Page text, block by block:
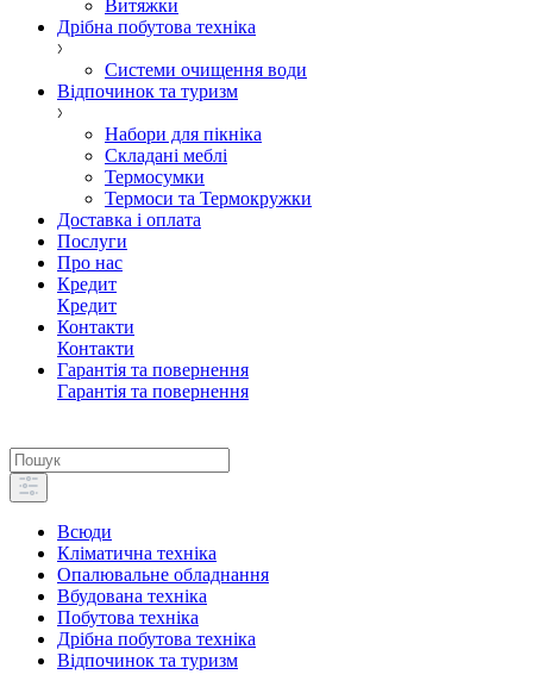
Витяжки
Дрібна побутова техніка
Системи очищення води
Відпочинок та туризм
Набори для пікніка
Складані меблі
Термосумки
Термоси та Термокружки
Доставка і оплата
Послуги
Про нас
Кредит
Кредит
Контакти
Контакти
Гарантія та повернення
Гарантія та повернення
Всюди
Кліматична техніка
Опалювальне обладнання
Вбудована техніка
Побутова техніка
Дрібна побутова техніка
Відпочинок та туризм